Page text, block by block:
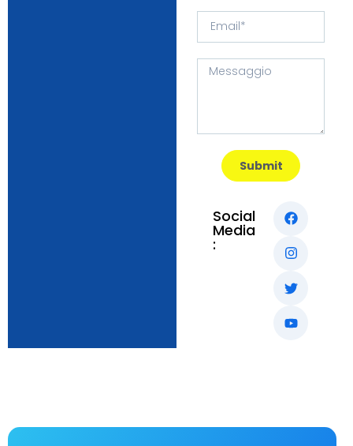
Submit
Social
Media
: